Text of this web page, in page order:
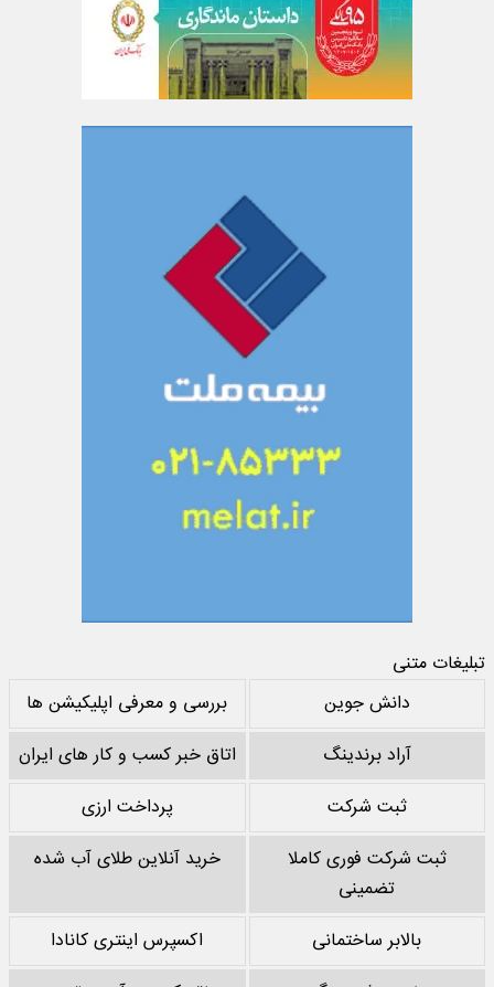
تبلیغات متنی
دانش جوین
بررسی و معرفی اپلیکیشن ها
آراد برندینگ
اتاق خبر کسب و کار های ایران
ثبت شرکت
پرداخت ارزی
ثبت شرکت فوری کاملا
تضمینی
خرید آنلاین طلای آب شده
بالابر ساختمانی
اکسپرس اینتری کانادا